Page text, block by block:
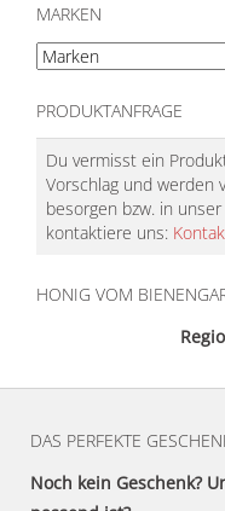
MARKEN
PRODUKTANFRAGE
Du vermisst ein
Vorschlag und werden
besorgen bzw. in
kontaktiere uns:
HONIG VOM
DAS PERFEKTE
Noch kein Geschenk?